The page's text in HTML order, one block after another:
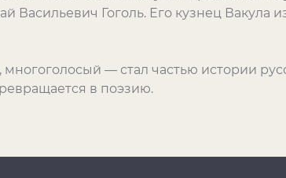
Васильевич Гоголь. Его кузнец Вакула
— стал частью истории
в поэзию.